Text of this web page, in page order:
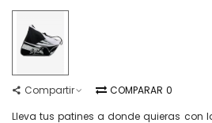
Compartir COMPARAR 0
Lleva tus patines a donde quieras con